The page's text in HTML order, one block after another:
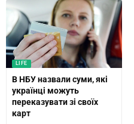
LIFE
В НБУ назвали суми, які
українці можуть
переказувати зі своїх
карт